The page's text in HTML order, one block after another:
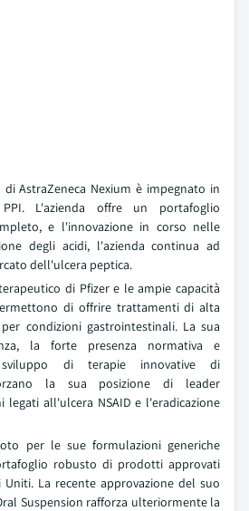
AstraZeneca Nexium è impegnato in
L'azienda offre un portafoglio
e l'innovazione in corso nelle
degli acidi, l'azienda continua ad
dell'ulcera peptica.
di Pfizer e le ampie capacità
di offrire trattamenti di alta
condizioni gastrointestinali. La sua
la forte presenza normativa e
di terapie innovative di
la sua posizione di leader
legati all'ulcera NSAID e l'eradicazione
per le sue formulazioni generiche
robusto di prodotti approvati
La recente approvazione del suo
Suspension rafforza ulteriormente la